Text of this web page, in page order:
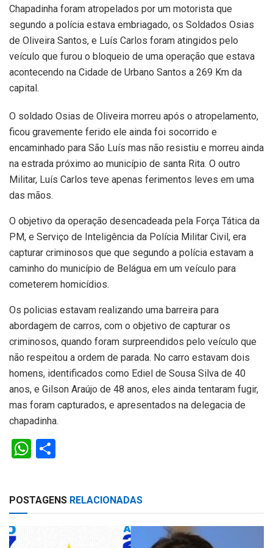
Chapadinha foram atropelados por um motorista que
segundo a polícia estava embriagado, os Soldados Osias
de Oliveira Santos, e Luís Carlos foram atingidos pelo
veículo que furou o bloqueio de uma operação que estava
acontecendo na Cidade de Urbano Santos a 269 Km da
capital.
O soldado Osias de Oliveira morreu após o atropelamento,
ficou gravemente ferido ele ainda foi socorrido e
encaminhado para São Luís mas não resistiu e morreu ainda
na estrada próximo ao município de santa Rita. O outro
Militar, Luís Carlos teve apenas ferimentos leves em uma
das mãos.
O objetivo da operação desencadeada pela Força Tática da
PM, e Serviço de Inteligência da Polícia Militar Civil, era
capturar criminosos que que segundo a polícia estavam a
caminho do município de Belágua em um veículo para
cometerem homicídios.
Os policias estavam realizando uma barreira para
abordagem de carros, com o objetivo de capturar os
criminosos, quando foram surpreendidos pelo veículo que
não respeitou a ordem de parada. No carro estavam dois
homens, identificados como Ediel de Sousa Silva de 40
anos, e Gilson Araújo de 48 anos, eles ainda tentaram fugir,
mas foram capturados, e apresentados na delegacia de
chapadinha.
W
s
e
POSTAGENS RELACIONADAS